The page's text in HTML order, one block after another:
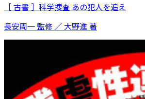
［ 古書 ］科学捜査 あの犯人を追え
長安周一 監修 ／ 大野進 著